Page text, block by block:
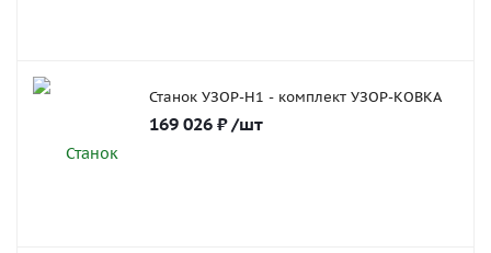
Станок УЗОР-Н1 - комплект УЗОР-КОВКА
169 026 ₽ /шт